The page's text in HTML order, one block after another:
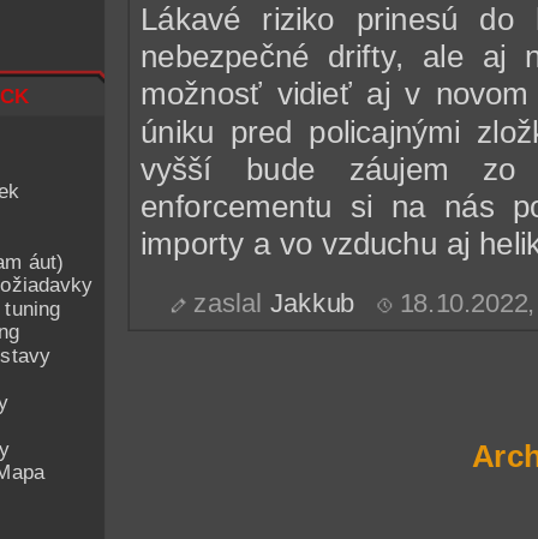
áut)
Lákavé riziko prinesú
nebezpečné drifty, ale aj
možnosť vidieť aj v novom
úniku pred policajnými
vyšší bude záujem
enforcementu si na nás
importy a vo vzduchu aj
zaslal Jakkub